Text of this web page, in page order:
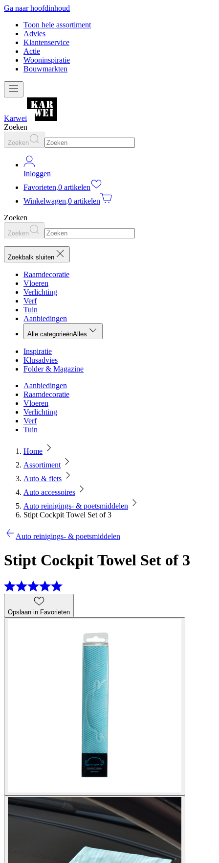
Ga naar hoofdinhoud
Toon hele assortiment
Advies
Klantenservice
Actie
Wooninspiratie
Bouwmarkten
Karwei
Zoeken
Zoeken
Inloggen
Favorieten,0 artikelen
Winkelwagen,0 artikelen
Zoeken
Zoeken
Zoekbalk sluiten
Raamdecoratie
Vloeren
Verlichting
Verf
Tuin
Aanbiedingen
Alle categorieënAlles
Inspiratie
Klusadvies
Folder & Magazine
Aanbiedingen
Raamdecoratie
Vloeren
Verlichting
Verf
Tuin
Home
Assortiment
Auto & fiets
Auto accessoires
Auto reinigings- & poetsmiddelen
Stipt Cockpit Towel Set of 3
Auto reinigings- & poetsmiddelen
Stipt Cockpit Towel Set of 3
Opslaan in Favorieten